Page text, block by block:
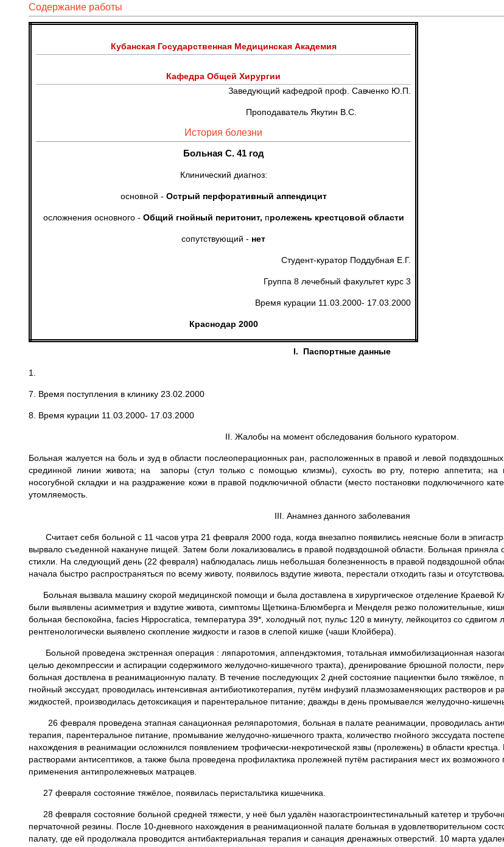
Содержание работы
Кубанская Государственная Медицинская Академия
Кафедра Общей Хирургии
Заведующий кафедрой проф. Савченко Ю.П.
Проподаватель Якутин В.С.
История болезни
Больная С. 41 год
Клинический диагноз:
основной - Острый перфоративный аппендицит
осложнения основного - Общий гнойный перитонит, пролежень крестцовой области
сопутствующий - нет
Студент-куратор Поддубная Е.Г.
Группа 8 лечебный факультет курс 3
Время курации 11.03.2000- 17.03.2000
Краснодар 2000
I. Паспортные данные
1.
7. Время поступления в клинику 23.02.2000
8. Время курации 11.03.2000- 17.03.2000
II. Жалобы на момент обследования больного куратором.
Больная жалуется на боль и зуд в области послеоперационных ран, расположенных в правой и левой
срединной линии живота; на запоры (стул только с помощью клизмы), сухость во рту, потерю аппетита; на
носогубной складки и на раздражение кожи в правой подключичной области (место постановки подключичного
утомляемость.
III. Анамнез данного заболевания
Считает себя больной с 11 часов утра 21 февраля 2000 года, когда внезапно появились неясные боли в
вы­рвало съеденной накануне пищей. Затем боли локализовались в правой подвздошной области. Больная
стихли. На следующий день (22 февраля) наблюдалась лишь небольшая болезненность в правой подвздошной
начала быстро распространяться по всему животу, появилось вздутие живота, перестали отходить газы и
Больная вы­звала машину скорой медицинской помощи и была доставлена в хирургическое отделе­ние Краевой
были выявлены асимметрия и вздутие жи­вота, симптомы Щеткина-Блюмберга и Менделя резко положительные,
больная беспокойна, facies Hippocratica, температура 39*, холодный пот, пульс 120 в минуту, лейкоцитоз со
рентгенологически выявлено скопление жидкости и газов в слепой кишке (чаши Клойбера).
Больной проведена экстренная операция : ляпаротомия, аппендэктомия, то­тальная иммобилизационная
целью декомпрес­сии и аспирации содержимого желудочно-кишечного тракта), дренирование брюшной полости,
больная доствлена в реанимационную палату. В течение последующих 2 дней состояние пациентки было тяжёлое,
гнойный экссудат, проводилась интенсивная антибиотикотерапия, пу­тём инфузий плазмозаменяющих растворов и
жидкостей, производилась детоксикация и парентеральное питание; дважды в день про­мываелся желудочно-
26 февраля проведена этапная санационная реляпаротомия, больная в палате реанима­ции, проводилась
терапия, парентеральное пита­ние, промывание желудочно-кишечного тракта, количество гнойного экссудата
нахождения в реанимации ослож­нился появлением трофически-некротической язвы (пролежень) в области крестца.
растворами антисептиков, а также была проведена профилак­тика пролежней путём растирания мест их
применения антипролежневых матрацев.
27 февраля состояние тяжёлое, появилась пе­ристальтика кишечника.
28 февраля состояние больной средней тяжести, у неё был уда­лён назогастроинтестинальный катетер и
перчаточной резины. После 10-дневного нахождения в реанимационной палате больная в удовлетворительном
палату, где ей продолжала проводится антибактериальная терапия и санация дренаж­ных отверстий. 10 марта